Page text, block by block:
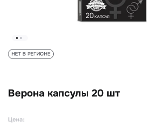
Верона капсулы 20 шт
НЕТ В РЕГИОНЕ
Цена: